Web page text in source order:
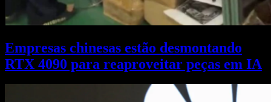
Empresas chinesas estão desmontando
RTX 4090 para reaproveitar peças em IA